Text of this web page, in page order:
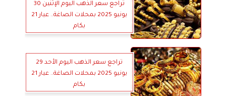
تراجع سعر الذهب اليوم الإثنين 30
يونيو 2025 بمحلات الصاغة.. عيار 21
بكام
تراجع سعر الذهب اليوم الأحد 29
يونيو 2025 بمحلات الصاغة.. عيار 21
بكام